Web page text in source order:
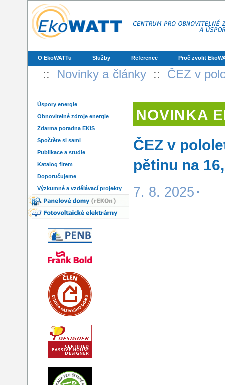
O EkoWATTu Služby Reference Proč zvolit
:: Novinky a články :: ČEZ v
Úspory energie
Obnovitelné zdroje energie
Zdarma poradna EKIS
Spočtěte si sami
Publikace a studie
Katalog firem
Doporučujeme
Výzkumné a vzdělávací projekty
NOVINKA
ČEZ v
pětinu na
7. 8. 2025